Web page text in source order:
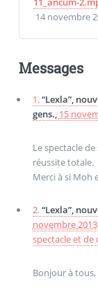
14 novembre
Messages
1.“Lexla”,
gens., 15
Le spectacle
réussite totale.
Merci à si Moh
2.“Lexla”,
novembre
spectacle et de
Bonjour à tous,